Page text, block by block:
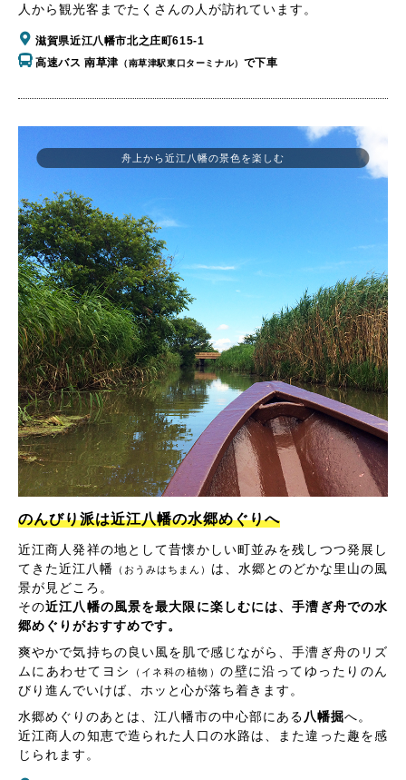
人から観光客までたくさんの人が訪れています。
滋賀県近江八幡市北之庄町615-1
高速バス 南草津 （南草津駅東口ターミナル） で下車
のんびり派は近江八幡の水郷めぐりへ
近江商人発祥の地として昔懐かしい町並みを残しつつ発展し
てきた近江八幡 （おうみはちまん） は、水郷とのどかな里山の風
景が見どころ。
その近江八幡の風景を最大限に楽しむには、手漕ぎ舟での水
郷めぐりがおすすめです。
爽やかで気持ちの良い風を肌で感じながら、手漕ぎ舟のリズ
ムにあわせてヨシ
（イネ科の植物）の壁に沿ってゆったりのん
びり進んでいけば、ホッと心が落ち着きます。
水郷めぐりのあとは、江八幡市の中心部にある八幡掘へ。
近江商人の知恵で造られた人口の水路は、また違った趣を感
じられます。
舟上から近江八幡の景色を楽しむ